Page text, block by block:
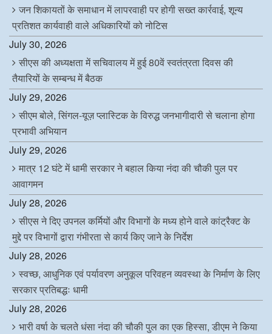
जन शिकायतों के समाधान में लापरवाही पर होगी सख्त कार्रवाई, शून्य
प्रतिशत कार्यवाही वाले अधिकारियों को नोटिस
July 30, 2026
सीएस की अध्यक्षता में सचिवालय में हुई 80वें स्वतंत्रता दिवस की
तैयारियों के सम्बन्ध में बैठक
July 29, 2026
सीएम बोले, सिंगल-यूज़ प्लास्टिक के विरुद्ध जनभागीदारी से चलाना होगा
प्रभावी अभियान
July 29, 2026
मात्र 12 घंटे में धामी सरकार ने बहाल किया नंदा की चौकी पुल पर
आवागमन
July 28, 2026
सीएस ने दिए उपनल कर्मियों और विभागों के मध्य होने वाले कांट्रैक्ट के
मुद्दे पर विभागों द्वारा गंभीरता से कार्य किए जाने के निर्देश
July 28, 2026
स्वच्छ, आधुनिक एवं पर्यावरण अनुकूल परिवहन व्यवस्था के निर्माण के लिए
सरकार प्रतिबद्धः धामी
July 28, 2026
भारी वर्षा के चलते धंसा नंदा की चौकी पुल का एक हिस्सा, डीएम ने किया